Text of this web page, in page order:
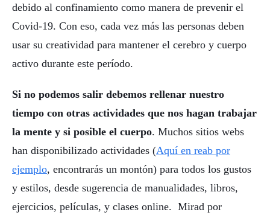
debido al confinamiento como manera de prevenir el
Covid-19. Con eso, cada vez más las personas deben
usar su creatividad para mantener el cerebro y cuerpo
activo durante este período.
Si no podemos salir debemos rellenar nuestro
tiempo con otras actividades que nos hagan trabajar
la mente y si posible el cuerpo. Muchos sitios webs
han disponibilizado actividades (Aquí en reab por
ejemplo, encontrarás un montón) para todos los gustos
y estilos, desde sugerencia de manualidades, libros,
ejercicios, películas, y clases online. Mirad por